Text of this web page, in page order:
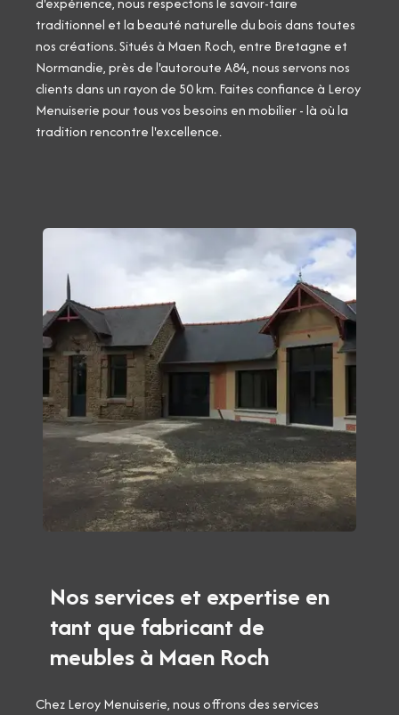
traditionnel et la beauté naturelle du bois dans toutes
nos créations. Situés à Maen Roch, entre Bretagne et
Normandie, près de l'autoroute A84, nous servons nos
clients dans un rayon de 50 km. Faites confiance à Leroy
Menuiserie pour tous vos besoins en mobilier - là où la
tradition rencontre l'excellence.
Nos services et expertise en
tant que fabricant de
meubles à Maen Roch
Chez Leroy Menuiserie, nous offrons des services